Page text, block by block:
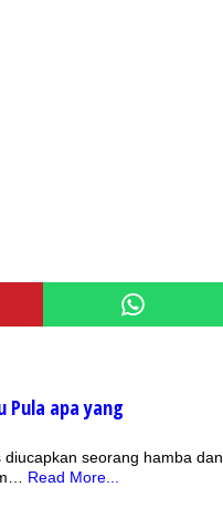
Pula apa yang
seorang hamba dan
Read More...